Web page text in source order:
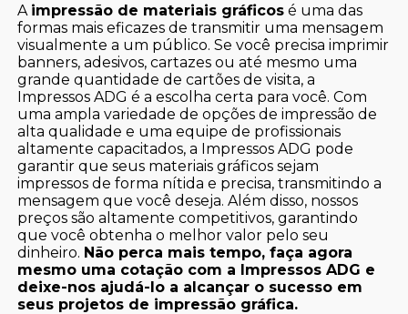
A impressão de materiais gráficos é uma das
formas mais eficazes de transmitir uma mensagem
visualmente a um público. Se você precisa imprimir
banners, adesivos, cartazes ou até mesmo uma
grande quantidade de cartões de visita, a
Impressos ADG é a escolha certa para você. Com
uma ampla variedade de opções de impressão de
alta qualidade e uma equipe de profissionais
altamente capacitados, a Impressos ADG pode
garantir que seus materiais gráficos sejam
impressos de forma nítida e precisa, transmitindo a
mensagem que você deseja. Além disso, nossos
preços são altamente competitivos, garantindo
que você obtenha o melhor valor pelo seu
dinheiro. Não perca mais tempo, faça agora
mesmo uma cotação com a Impressos ADG e
deixe-nos ajudá-lo a alcançar o sucesso em
seus projetos de impressão gráfica.